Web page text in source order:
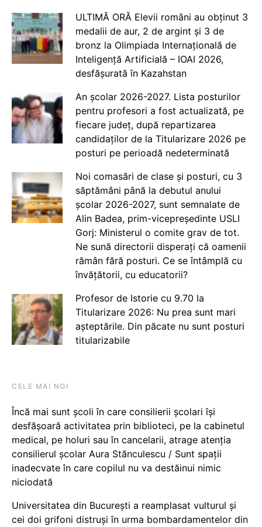
ULTIMĂ ORĂ Elevii români au obținut 3
medalii de aur, 2 de argint și 3 de
bronz la Olimpiada Internațională de
Inteligență Artificială – IOAI 2026,
desfășurată în Kazahstan
An școlar 2026-2027. Lista posturilor
pentru profesori a fost actualizată, pe
fiecare județ, după repartizarea
candidaților de la Titularizare 2026 pe
posturi pe perioadă nedeterminată
Noi comasări de clase și posturi, cu 3
săptămâni până la debutul anului
școlar 2026-2027, sunt semnalate de
Alin Badea, prim-vicepreședinte USLI
Gorj: Ministerul o comite grav de tot.
Ne sună directorii disperați că oamenii
rămân fără posturi. Ce se întâmplă cu
învățătorii, cu educatorii?
Profesor de Istorie cu 9.70 la
Titularizare 2026: Nu prea sunt mari
așteptările. Din păcate nu sunt posturi
titularizabile
CELE MAI NOI
Încă mai sunt școli în care consilierii școlari își
desfășoară activitatea prin biblioteci, pe la cabinetul
medical, pe holuri sau în cancelarii, atrage atenția
consilierul școlar Aura Stănculescu / Sunt spații
inadecvate în care copilul nu va destăinui nimic
niciodată
Universitatea din București a reamplasat vulturul și
cei doi grifoni distruși în urma bombardamentelor din